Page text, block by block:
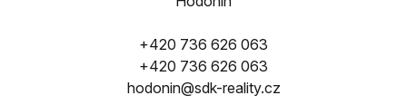
+420 736 626 063
+420 736 626 063
hodonin@sdk-reality.cz